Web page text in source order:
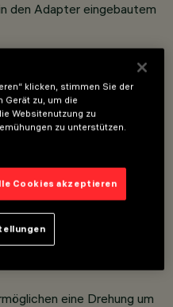
den Adapter eingebautem
Adapters an Schiene.
Strahler, komplett mit
Niedervolt-
der beiden
Aluminiumdruckguss,
lackiertem Zamak. Mithilfe
Powerline können die
eine Drehung um
klicken, stimmen Sie der
Gerät zu, um die
Websitenutzung zu
zu unterstützen.
Cookies akzeptieren